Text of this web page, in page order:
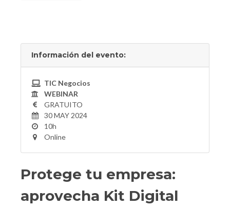
Información del evento:
TIC Negocios
WEBINAR
GRATUITO
30 MAY 2024
10h
Online
Protege tu empresa:
aprovecha Kit Digital